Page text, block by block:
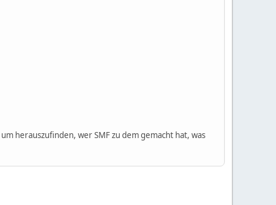
um herauszufinden, wer SMF zu dem gemacht hat, was